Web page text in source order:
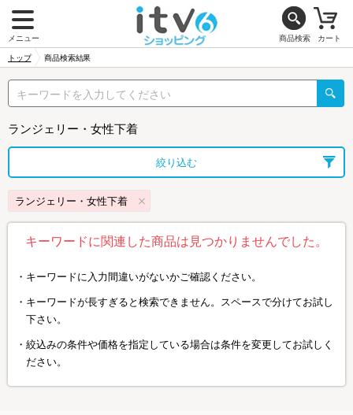
メニュー 商品検索 カート
トップ 商品検索結果
ランジェリー・女性下着
絞り込む
ランジェリー・女性下着
キーワードに関連した商品は見つかりませんでした。
キーワードに入力間違いがないかご確認ください。
キーワードが長すぎると検索できません。スペースで分けてお試し
下さい。
絞込みの条件や価格を指定している場合は条件を変更してお試しく
ださい。